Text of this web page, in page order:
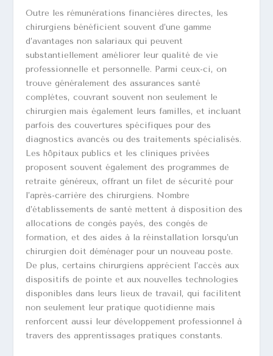
Outre les rémunérations financières directes, les
chirurgiens bénéficient souvent d’une gamme
d’avantages non salariaux qui peuvent
substantiellement améliorer leur qualité de vie
professionnelle et personnelle. Parmi ceux-ci, on
trouve généralement des assurances santé
complètes, couvrant souvent non seulement le
chirurgien mais également leurs familles, et incluant
parfois des couvertures spécifiques pour des
diagnostics avancés ou des traitements spécialisés.
Les hôpitaux publics et les cliniques privées
proposent souvent également des programmes de
retraite généreux, offrant un filet de sécurité pour
l’après-carrière des chirurgiens. Nombre
d’établissements de santé mettent à disposition des
allocations de congés payés, des congés de
formation, et des aides à la réinstallation lorsqu’un
chirurgien doit déménager pour un nouveau poste.
De plus, certains chirurgiens apprécient l’accès aux
dispositifs de pointe et aux nouvelles technologies
disponibles dans leurs lieux de travail, qui facilitent
non seulement leur pratique quotidienne mais
renforcent aussi leur développement professionnel à
travers des apprentissages pratiques constants.